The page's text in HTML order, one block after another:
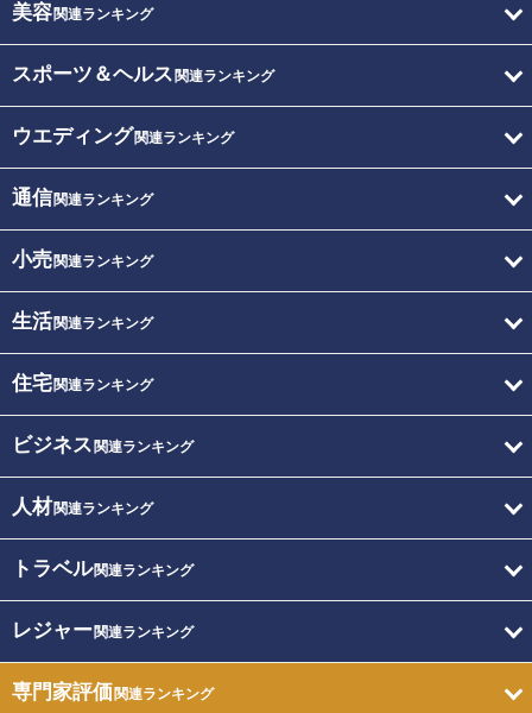
美容関連ランキング
スポーツ＆ヘルス 関連ランキング
ウエディング関連ランキング
通信関連ランキング
小売関連ランキング
生活関連ランキング
住宅関連ランキング
ビジネス 関連ランキング
人材関連ランキング
トラベル関連ランキング
レジャー関連ランキング
専門家評価関連ランキング